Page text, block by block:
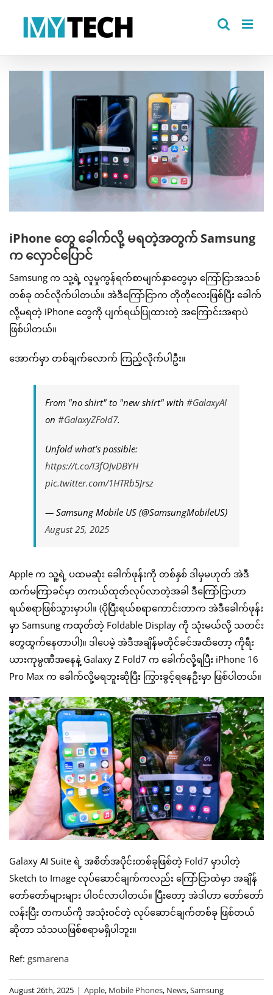
iPhone တွေ ခေါက်လို့ မရတဲ့အတွက် Samsung
က လှောင်ပြောင်
Samsung က သူ့ရဲ့ လူမှုကွန်ရက်စာမျက်နှာတွေမှာ ကြော်ငြာအသစ်
တစ်ခု တင်လိုက်ပါတယ်။ အဲဒီကြော်ငြာက တိုတိုလေးဖြစ်ပြီး ခေါက်
လို့မရတဲ့ iPhone တွေကို ပျက်ရယ်ပြုထားတဲ့ အကြောင်းအရာပဲ
ဖြစ်ပါတယ်။
အောက်မှာ တစ်ချက်လောက် ကြည့်လိုက်ပါဦး။
From "no shirt" to "new shirt" with #GalaxyAI
on #GalaxyZFold7.
Unfold what’s possible:
https://t.co/I3fOJvDBYH
pic.twitter.com/1HTRb5Jrsz
— Samsung Mobile US (@SamsungMobileUS)
August 25, 2025
Apple က သူ့ရဲ့ ပထမဆုံး ခေါက်ဖုန်းကို တစ်နှစ် ဒါမှမဟုတ် အဲဒီ
ထက်မကြာခင်မှာ တကယ်ထုတ်လုပ်လာတဲ့အခါ ဒီကြော်ငြာဟာ
ရယ်စရာဖြစ်သွားမှာပါ။ (ပိုပြီးရယ်စရာကောင်းတာက အဲဒီခေါက်ဖုန်း
မှာ Samsung ကထုတ်တဲ့ Foldable Display ကို သုံးမယ်လို့ သတင်း
တွေထွက်နေတာပါ)။ ဒါပေမဲ့ အဲဒီအချိန်မတိုင်ခင်အထိတော့ ကိုရီး
ယားကုမ္ပဏီအနေနဲ့ Galaxy Z Fold7 က ခေါက်လို့ရပြီး iPhone 16
Pro Max က ခေါက်လို့မရဘူးဆိုပြီး ကြွားခွင့်ရနေဦးမှာ ဖြစ်ပါတယ်။
Galaxy AI Suite ရဲ့ အစိတ်အပိုင်းတစ်ခုဖြစ်တဲ့ Fold7 မှာပါတဲ့
Sketch to Image လုပ်ဆောင်ချက်ကလည်း ကြော်ငြာထဲမှာ အချိန်
တော်တော်များများ ပါဝင်လာပါတယ်။ ပြီးတော့ အဲဒါဟာ တော်တော်
လန်းပြီး တကယ်ကို အသုံးဝင်တဲ့ လုပ်ဆောင်ချက်တစ်ခု ဖြစ်တယ်
ဆိုတာ သံသယဖြစ်စရာမရှိပါဘူး။
Ref: gsmarena
August 26th, 2025 | Apple, Mobile Phones, News,Samsung